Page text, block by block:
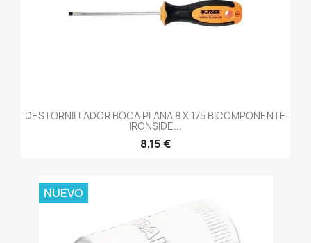
DESTORNILLADOR BOCA PLANA 8 X 175 BICOMPONENTE
IRONSIDE...
8,15 €
NUEVO